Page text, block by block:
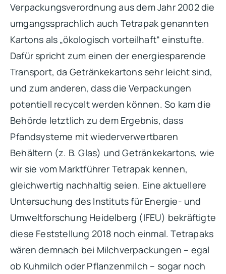
Verpackungsverordnung aus dem Jahr 2002 die
umgangssprachlich auch Tetrapak genannten
Kartons als „ökologisch vorteilhaft“ einstufte.
Dafür spricht zum einen der energiesparende
Transport, da Getränkekartons sehr leicht sind,
und zum anderen, dass die Verpackungen
potentiell recycelt werden können. So kam die
Behörde letztlich zu dem Ergebnis, dass
Pfandsysteme mit wiederverwertbaren
Behältern (z. B. Glas) und Getränkekartons, wie
wir sie vom Marktführer Tetrapak kennen,
gleichwertig nachhaltig seien. Eine aktuellere
Untersuchung des Instituts für Energie- und
Umweltforschung Heidelberg (IFEU) bekräftigte
diese Feststellung 2018 noch einmal. Tetrapaks
wären demnach bei Milchverpackungen – egal
ob Kuhmilch oder Pflanzenmilch – sogar noch